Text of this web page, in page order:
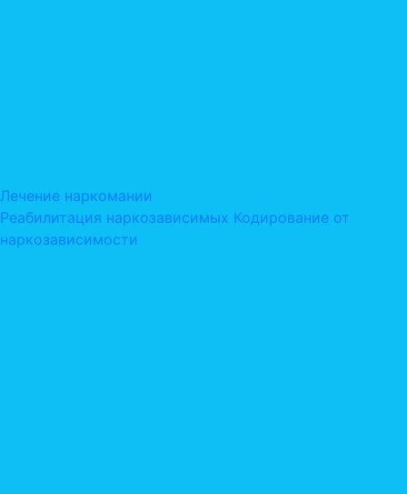
Лечение наркомании
Реабилитация наркозависимых Кодирование от
наркозависимости